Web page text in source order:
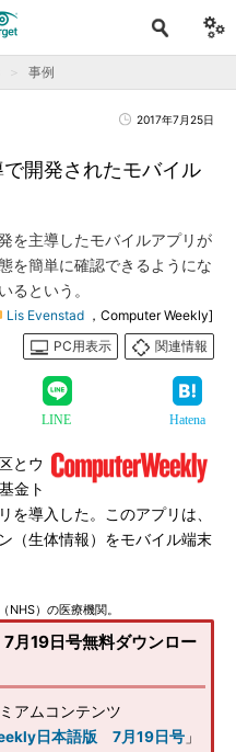
事例
2017年7月25日
開発されたモバイル
を主導したモバイルアプリが
を簡単に確認できるようにな
るという。
Lis Evenstad ，Computer Weekly]
PC用表示
関連情報
LINE Hatena
とウ
金ト
を導入した。このアプリは、
（生体情報）をモバイル端末
）の医療機関。
19日号無料ダウンロー
アムコンテンツ
日本語版 7月19日号 」